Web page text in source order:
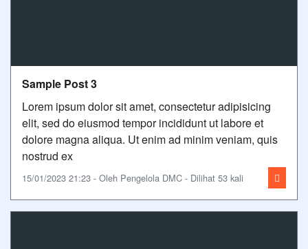
Sample Post 3
Lorem ipsum dolor sit amet, consectetur adipisicing
elit, sed do eiusmod tempor incididunt ut labore et
dolore magna aliqua. Ut enim ad minim veniam, quis
nostrud ex
15/01/2023 21:23 - Oleh Pengelola DMC - Dilihat 53 kali